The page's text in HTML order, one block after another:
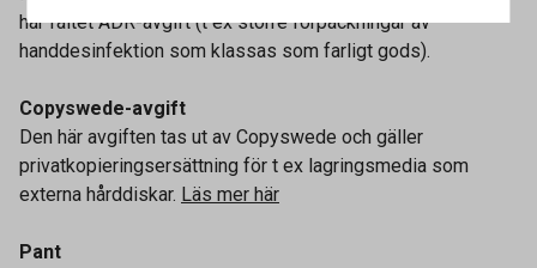
här fältet ADR-avgift (t ex större förpackningar av
handdesinfektion som klassas som farligt gods).
Copyswede-avgift
Den här avgiften tas ut av Copyswede och gäller
privatkopieringsersättning för t ex lagringsmedia som
externa hårddiskar. Läs mer här
Pant